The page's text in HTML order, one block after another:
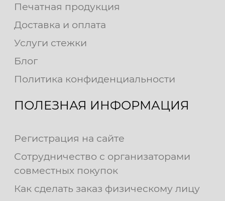
Печатная продукция
Доставка и оплата
Услуги стежки
Блог
Политика конфиденциальности
ПОЛЕЗНАЯ ИНФОРМАЦИЯ
Регистрация на сайте
Сотрудничество с организаторами
совместных покупок
Как сделать заказ физическому лицу